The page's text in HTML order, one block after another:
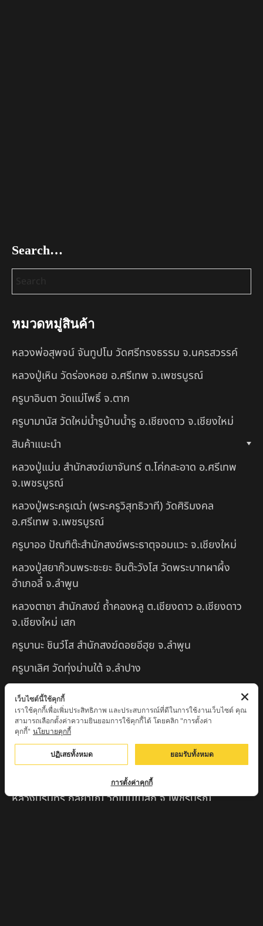
Search…
หมวดหมู่สินค้า
หลวงพ่อสุพจน์ จันทูปโม วัดศรีทรงธรรม จ.นครสวรรค์
หลวงปู่เหิน วัดร่องหอย อ.ศรีเทพ จ.เพชรบูรณ์
ครูบาอินตา วัดแม่โพธิ์ จ.ตาก
ครูบามานัส วัดใหม่น้ำรูบ้านน้ำรู อ.เชียงดาว จ.เชียงใหม่
สินค้าแนะนำ
หลวงปู่แม่น สำนักสงฆ์เขาจันทร์ ต.โค่กสะอาด อ.ศรีเทพ
จ.เพชรบูรณ์
หลวงปู่พระครูเฒ่า (พระครูวิสุทธิวาที) วัดศิริมงคล
อ.ศรีเทพ จ.เพชรบูรณ์
ครูบาออ ปัณฑิต๊ะสำนักสงฆ์พระธาตุจอมแวะ จ.เชียงใหม่
หลวงปู่สยาก๊วนพระชะยะ อินต๊ะวังโส วัดพระบาทผาผึ้ง
อำเภอลี้ จ.ลำพูน
หลวงตาชา สำนักสงฆ์ ถ้ำคองหลู ต.เชียงดาว อ.เชียงดาว
จ.เชียงใหม่ เสก
ครูบานะ ชินวํโส สำนักสงฆ์ดอยอีฮุย จ.ลำพูน
ครูบาเลิศ วัดทุ่งม่านใต้ จ.ลำปาง
หลวงปู่หนู นรินโท วัดวังท่าดี จ.เพชรบูรณ์
ครูบาทอง วัดก้อท่า จ.ลำพูน
ครูบาตุ๊เจ้าปู่หว่าหลิ่ง วิระทะโย วัดเวฬุวัน อ.เชียงดาว
จ.เชียงใหม่
ครูบาศรี สุจิตโต บ้านสบก๋ง จ.ลำปาง
หลวงปู่รินทร์ กลฺยาโณ วัดเนินโบสถ์ จ.เพชรบูรณ์
เว็บไซต์นี้ใช้คุกกี้
เราใช้คุกกี้เพื่อเพิ่มประสิทธิภาพ และประสบการณ์ที่ดีในการใช้งานเว็บไซต์ คุณ
สามารถเลือกตั้งค่าความยินยอมการใช้คุกกี้ได้ โดยคลิก "การตั้งค่า
คุกกี้" นโยบายคุกกี้
ปฏิเสธทั้งหมด ยอมรับทั้งหมด
การตั้งค่าคุกกี้